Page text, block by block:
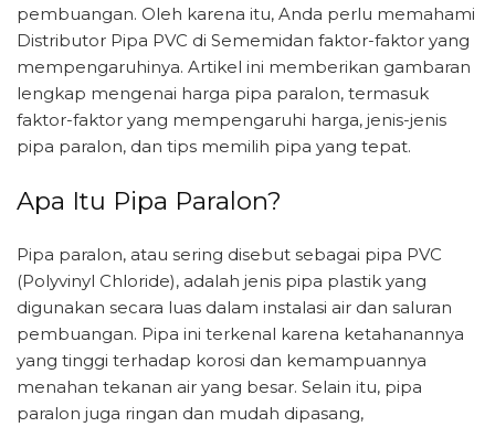
pembuangan. Oleh karena itu, Anda perlu memahami
Distributor Pipa PVC di Sememidan faktor-faktor yang
mempengaruhinya. Artikel ini memberikan gambaran
lengkap mengenai harga pipa paralon, termasuk
faktor-faktor yang mempengaruhi harga, jenis-jenis
pipa paralon, dan tips memilih pipa yang tepat.
Apa Itu Pipa Paralon?
Pipa paralon, atau sering disebut sebagai pipa PVC
(Polyvinyl Chloride), adalah jenis pipa plastik yang
digunakan secara luas dalam instalasi air dan saluran
pembuangan. Pipa ini terkenal karena ketahanannya
yang tinggi terhadap korosi dan kemampuannya
menahan tekanan air yang besar. Selain itu, pipa
paralon juga ringan dan mudah dipasang,